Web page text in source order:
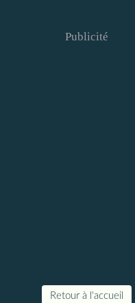
Publicité
Retour à l'accueil